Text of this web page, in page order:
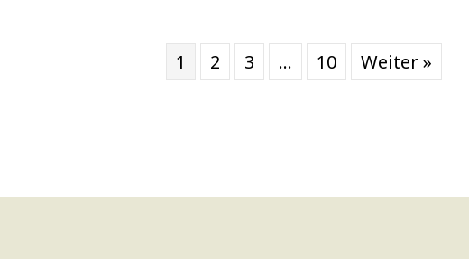
1 2 3 … 10 Weiter »